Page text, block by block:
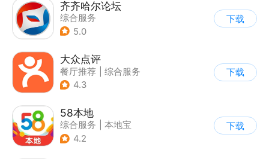
齐齐哈尔论坛
综合服务
5.0
下载
大众点评
餐厅推荐
综合服务
4.3
下载
58本地
综合服务
本地宝
4.2
下载